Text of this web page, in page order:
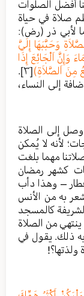
أفضل الصلوات
صلاة في حياة
لأبي ذر (رض):
وَحَبَّبَهَا إِلَيَّ
وَإِنَّ اَلْجَائِعَ إِذَا
مِنَ اَلصَّلاَةِ)[٣]
.
إلى النساء،
إلى الصلاة
لأنه لا يُمكن
مهما بلغت
كشهر رمضان
– وهذا دأب
به من الأنس
كالمسجد
ينتهي من الصلاة
ذلك. يقول في